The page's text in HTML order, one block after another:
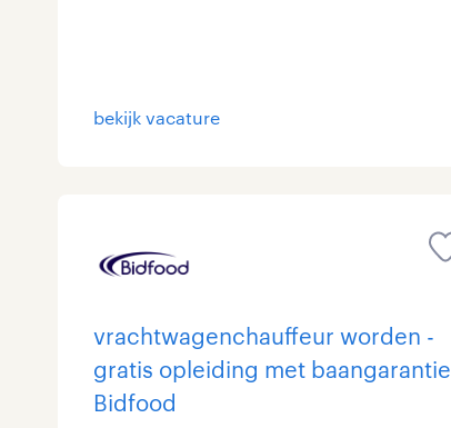
bekijk vacature
vrachtwagenchauffeur worden -
gratis opleiding met baangarantie,
Bidfood